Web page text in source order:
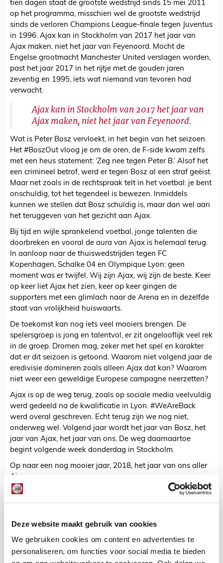
Deze website maakt gebruik van cookies
We gebruiken cookies om content en advertenties te
personaliseren, om functies voor social media te bieden
tien dagen staat de grootste wedstrijd sinds 15 mei 2011
op het programma, misschien wel de grootste wedstrijd
sinds de verloren Champions League-finale tegen Juventus
in 1996. Ajax kan in Stockholm van 2017 het jaar van
Ajax maken, niet het jaar van Feyenoord. Mocht de
Engelse grootmacht Manchester United verslagen worden,
past het jaar 2017 in het rijtje met de gouden jaren
zeventig en 1995, iets wat niemand van tevoren had
verwacht.
Ajax kan in Stockholm van 2017 het jaar van
Ajax maken, niet het jaar van Feyenoord.
Wat is Peter Bosz vervloekt, in het begin van het seizoen.
Het #BoszOut vloog je om de oren, de F-side kwam zelfs
met een heus statement: ‘Zeg nee tegen Peter B.’ Alsof het
een crimineel betrof, werd er tegen Bosz al een straf geëist.
Maar net zoals in de rechtspraak telt in het voetbal: je bent
onschuldig, tot het tegendeel is bewezen. Inmiddels
kunnen we stellen dat Bosz schuldig is, maar dan wel aan
het teruggeven van het gezicht aan Ajax.
Bij tijd en wijle sprankelend voetbal, jonge talenten die
doorbreken en vooral de aura van Ajax is helemaal terug.
In aanloop naar de thuiswedstrijden tegen FC
Kopenhagen, Schalke 04 en Olympique Lyon: geen
moment was er twijfel. Wij zijn Ajax, wij zijn de beste. Keer
op keer liet Ajax het zien, keer op keer gingen de
supporters met een glimlach naar de Arena en in dezelfde
staat van vrolijkheid huiswaarts.
De toekomst kan nog iets veel mooiers brengen. De
spelersgroep is jong en talentvol, er zit ongelooflijk veel rek
in de groep. Dromen mag, zeker met het spel en karakter
dat er dit seizoen is getoond. Waarom niet volgend jaar de
eredivisie domineren zoals alleen Ajax dat kan? Waarom
niet weer een geweldige Europese campagne neerzetten?
Ajax is op de weg terug, zoals op sociale media veelvuldig
werd gedeeld na de kwalificatie in Lyon. #WeAreBack
werd overal geschreven. Echt terug zijn we nog niet,
onderweg wel. Volgend jaar wordt het jaar van Bosz, het
jaar van Ajax, het jaar van ons. De weg daarnaartoe
begint volgende week donderdag in Stockholm.
Op naar een nog mooier jaar, 2018, het jaar van ons aller
Ajax.
Bekijk alle berichten van Gastblogger